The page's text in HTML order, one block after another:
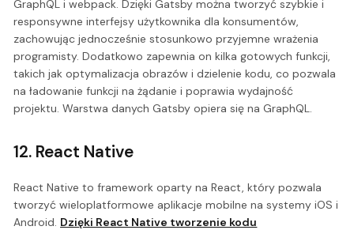
GraphQL i webpack. Dzięki Gatsby można tworzyć szybkie i
responsywne interfejsy użytkownika dla konsumentów,
zachowując jednocześnie stosunkowo przyjemne wrażenia
programisty. Dodatkowo zapewnia on kilka gotowych funkcji,
takich jak optymalizacja obrazów i dzielenie kodu, co pozwala
na ładowanie funkcji na żądanie i poprawia wydajność
projektu. Warstwa danych Gatsby opiera się na GraphQL.
12. React Native
React Native to framework oparty na React, który pozwala
tworzyć wieloplatformowe aplikacje mobilne na systemy iOS i
Android. Dzięki React Native tworzenie kodu